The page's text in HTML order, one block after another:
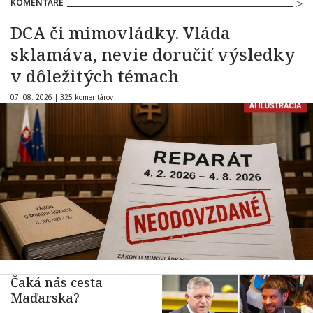
KOMENTÁRE
DCA či mimovládky. Vláda
sklamáva, nevie doručiť výsledky
v dôležitých témach
07. 08. 2026 | 325 komentárov
Čaká nás cesta
Maďarska?